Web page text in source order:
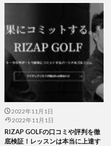
2022年11月1日
2022年11月1日
RIZAP GOLFの口コミや評判を徹
底検証！レッスンは本当に上達す